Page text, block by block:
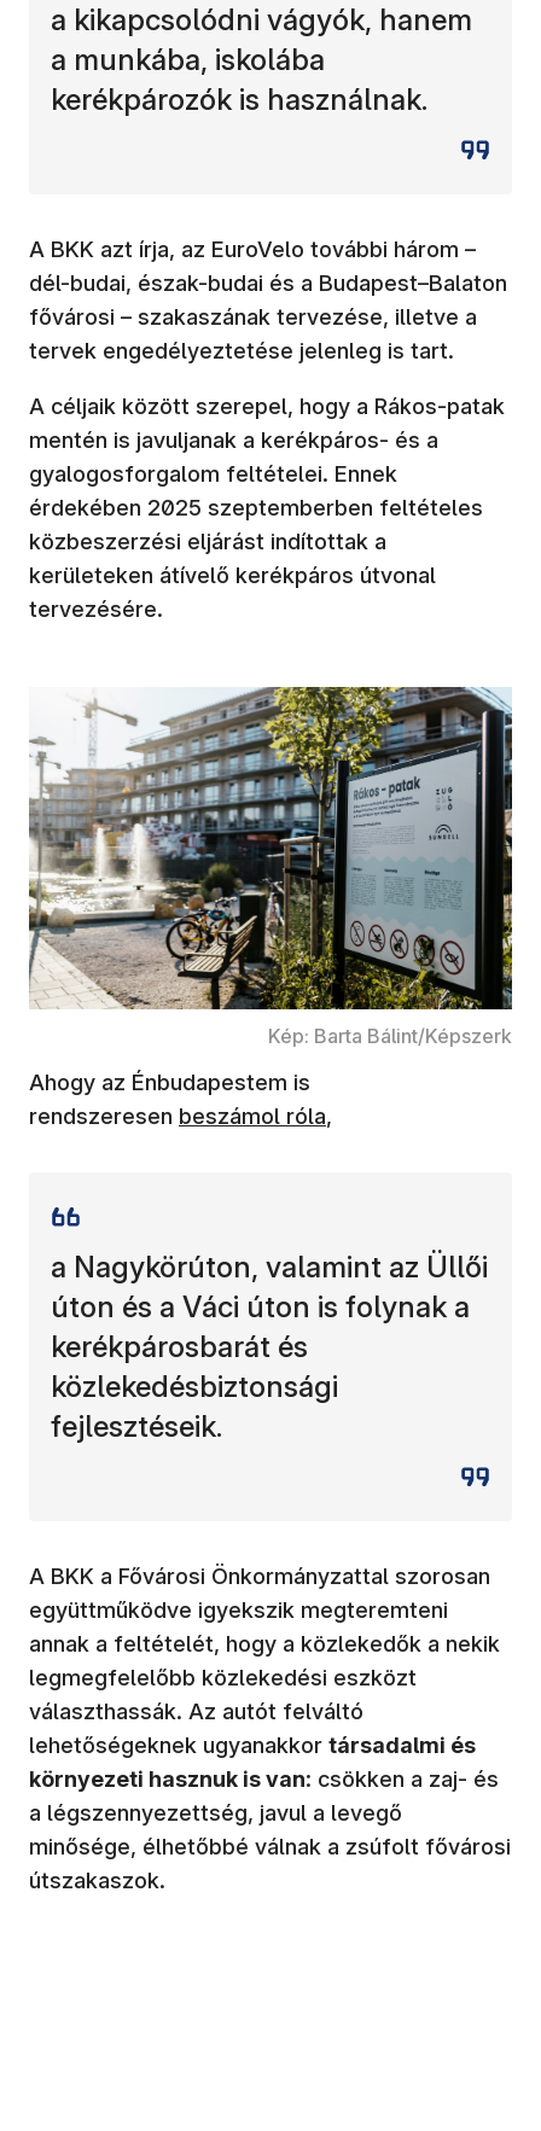
a kikapcsolódni vágyók, hanem
a munkába, iskolába
kerékpározók is használnak.
A BKK azt írja, az EuroVelo további három –
dél-budai, észak-budai és a Budapest–Balaton
fővárosi – szakaszának tervezése, illetve a
tervek engedélyeztetése jelenleg is tart.
A céljaik között szerepel, hogy a Rákos-patak
mentén is javuljanak a kerékpáros- és a
gyalogosforgalom feltételei. Ennek
érdekében 2025 szeptemberben feltételes
közbeszerzési eljárást indítottak a
kerületeken átívelő kerékpáros útvonal
tervezésére.
Kép: Barta Bálint/Képszerk
Ahogy az Énbudapestem is
rendszeresen beszámol róla,
a Nagykörúton, valamint az Üllői
úton és a Váci úton is folynak a
kerékpárosbarát és
közlekedésbiztonsági
fejlesztéseik.
A BKK a Fővárosi Önkormányzattal szorosan
együttműködve igyekszik megteremteni
annak a feltételét, hogy a közlekedők a nekik
legmegfelelőbb közlekedési eszközt
választhassák. Az autót felváltó
lehetőségeknek ugyanakkor társadalmi és
környezeti hasznuk is van: csökken a zaj- és
a légszennyezettség, javul a levegő
minősége, élhetőbbé válnak a zsúfolt fővárosi
útszakaszok.